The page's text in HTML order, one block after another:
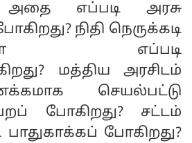
அதை எப்படி அரசு
நிதி நெருக்கடி
எப்படி
மத்திய அரசிடம்
செயல்பட்டு
போகிறது? சட்டம்
பாதுகாக்கப் போகிறது?